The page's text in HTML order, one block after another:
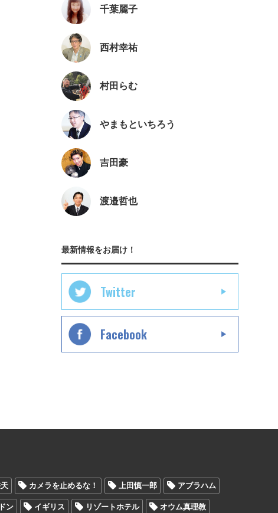
千葉麗子
西村幸祐
村田らむ
やまもといちろう
吉田豪
渡邉哲也
最新情報をお届け！
Twitter
Facebook
カメラを止めるな！ 上田慎一郎 アブラハム
ン イギリス リゾートホテル オウム真理教